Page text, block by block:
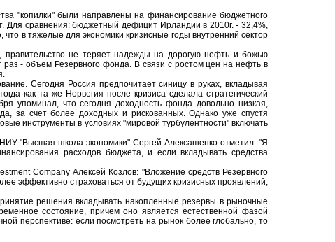
"копилки" были направлены на финансирование бюджетного
Для сравнения: бюджетный дефицит Ирландии в 2010г. - 32,4%,
в тяжелые для экономики кризисные годы внутренний сектор
правительство не теряет надежды на дорогую нефть и божью
- объем Резервного фонда. В связи с ростом цен на нефть в
Сегодня Россия предпочитает синицу в руках, вкладывая
как та же Норвегия после кризиса сделала стратегический
упоминал, что сегодня доходность фонда довольно низкая,
за счет более доходных и рискованных. Однако уже спустя
инструменты в условиях "мировой турбулентности" включать
"Высшая школа экономики" Сергей Алексашенко отметил: "Я
расходов бюджета, и если вкладывать средства
Company Алексей Козлов: "Вложение средств Резервного
эффективно страховаться от будущих кризисных проявлений,
решения вкладывать накопленные резервы в рыночные
состояние, причем оно является естественной фазой
перспективе: если посмотреть на рынок более глобально, то